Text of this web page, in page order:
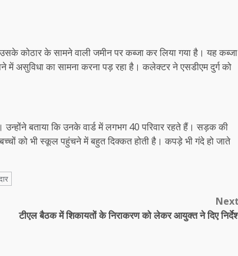
कोठार के सामने वाली जमीन पर कब्जा कर लिया गया है। यह कब्जा
असुविधा का सामना करना पड़ रहा है। कलेक्टर ने एसडीएम दुर्ग को
बताया कि उनके वार्ड में लगभग 40 परिवार रहते हैं। सड़क की
को भी स्कूल पहुंचने में बहुत दिक्कत होती है। कपड़े भी गंदे हो जाते
टीएल बैठक में शिकायतों के निराकरण को लेकर आयुक्त ने दिए